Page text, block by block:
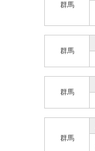
群馬
群馬
群馬
群馬